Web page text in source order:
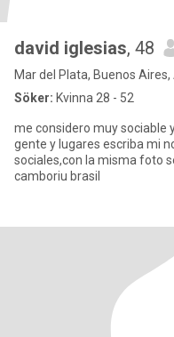
david iglesias, 48
Mar del Plata, Buenos
Söker: Kvinna 28 - 52
me considero muy sociable
gente y lugares escriba mi
sociales,con la misma foto
camboriu brasil